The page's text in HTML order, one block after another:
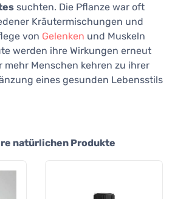
suchten. Die Pflanze war oft
Kräutermischungen und
von Gelenken und Muskeln
werden ihre Wirkungen erneut
Menschen kehren zu ihrer
eines gesunden Lebensstils
natürlichen Produkte